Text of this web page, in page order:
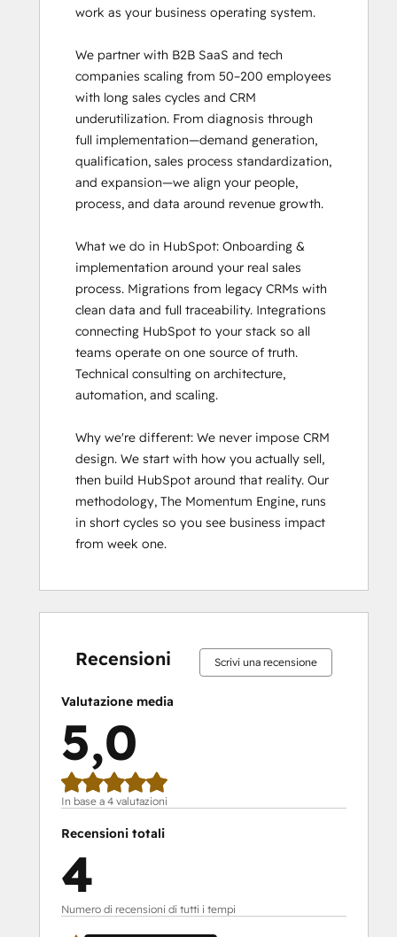
work as your business operating system.
We partner with B2B SaaS and tech
companies scaling from 50–200 employees
with long sales cycles and CRM
underutilization. From diagnosis through
full implementation—demand generation,
qualification, sales process standardization,
and expansion—we align your people,
process, and data around revenue growth.
What we do in HubSpot: Onboarding &
implementation around your real sales
process. Migrations from legacy CRMs with
clean data and full traceability. Integrations
connecting HubSpot to your stack so all
teams operate on one source of truth.
Technical consulting on architecture,
automation, and scaling.
Why we're different: We never impose CRM
design. We start with how you actually sell,
then build HubSpot around that reality. Our
methodology, The Momentum Engine, runs
in short cycles so you see business impact
from week one.
Recensioni Scrivi una recensione
Valutazione media
5,0
In base a 4 valutazioni
Recensioni totali
4
Numero di recensioni di tutti i tempi
100%
0%
0%
0%
0%